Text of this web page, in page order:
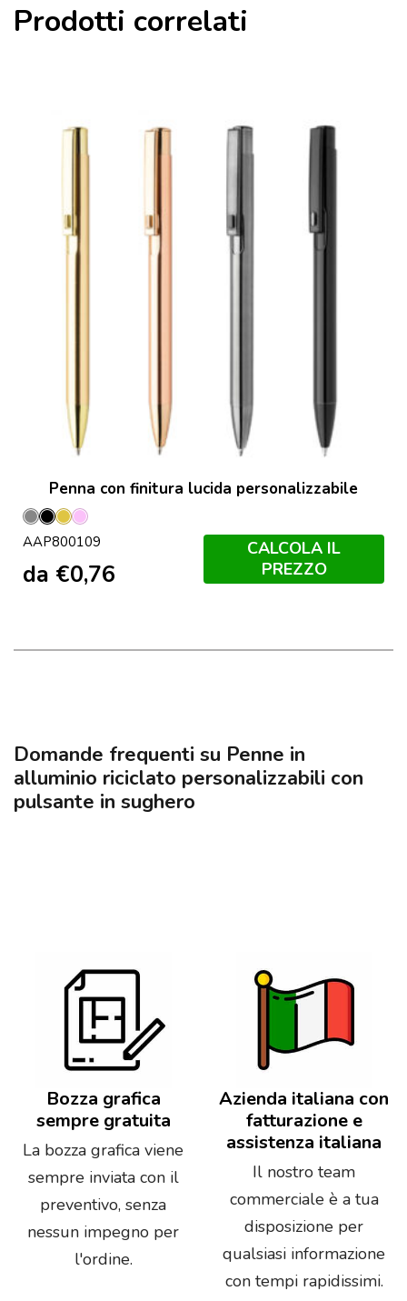
Prodotti correlati
Penna con finitura lucida personalizzabile
Grigio
Nero
OroRosa
AAP800109
da €0,76
CALCOLA IL
PREZZO
Domande frequenti su Penne in
alluminio riciclato personalizzabili con
pulsante in sughero
Bozza grafica
sempre gratuita
La bozza grafica viene
sempre inviata con il
preventivo, senza
nessun impegno per
l'ordine.
Azienda italiana con
fatturazione e
assistenza italiana
Il nostro team
commerciale è a tua
disposizione per
qualsiasi informazione
con tempi rapidissimi.